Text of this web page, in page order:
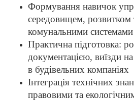
Формування навичок
середовищем, розвитком
комунальними системами
Практична підготовка:
документацією, виїзди
в будівельних компаніях
Інтеграція технічних
правовими та